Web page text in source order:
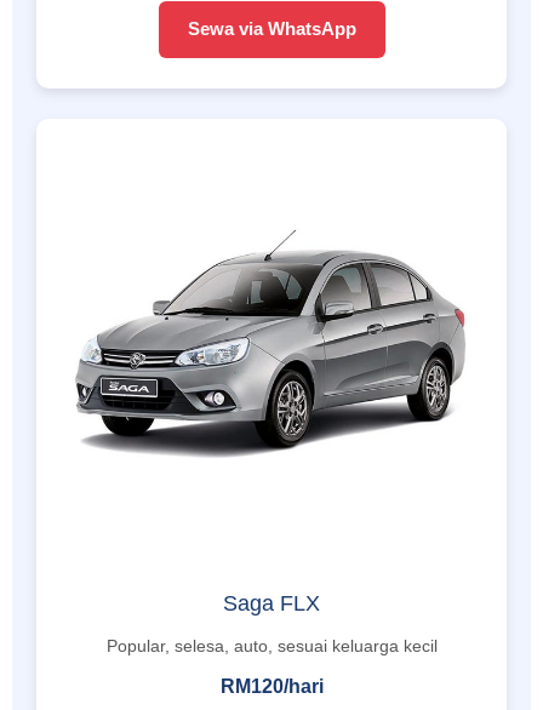
Sewa via WhatsApp
Saga FLX
Popular, selesa, auto, sesuai keluarga kecil
RM120/hari